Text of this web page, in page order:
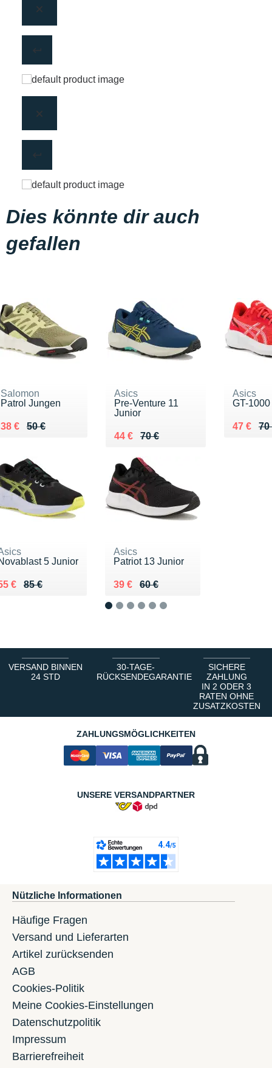
Dies könnte dir auch
gefallen
Salomon
Patrol Jungen
50 €
Au lieu de 50 €
38 €
Vendu 38 €
Asics
Pre-Venture 11
Junior
70 €
Au lieu de 70 €
44 €
Vendu 44 €
Asics
GT-
70
Au lieu
47 €
Vendu
5 Junior
85 €
lieu de 85 €
€ 55 €
Asics
Patriot 13 Junior
60 €
Au lieu de 60 €
39 €
Vendu 39 €
VERSAND BINNEN
24 STD
30-TAGE-
RÜCKSENDEGARANTIE
SICHERE
ZAHLUNG
IN 2 ODER 3
RATEN OHNE
ZUSATZKOSTEN
ZAHLUNGSMÖGLICHKEITEN
UNSERE VERSANDPARTNER
Nützliche Informationen
Häufige Fragen
Versand und Lieferarten
Artikel zurücksenden
AGB
Cookies-Politik
Meine Cookies-Einstellungen
Datenschutzpolitik
Impressum
Barrierefreiheit